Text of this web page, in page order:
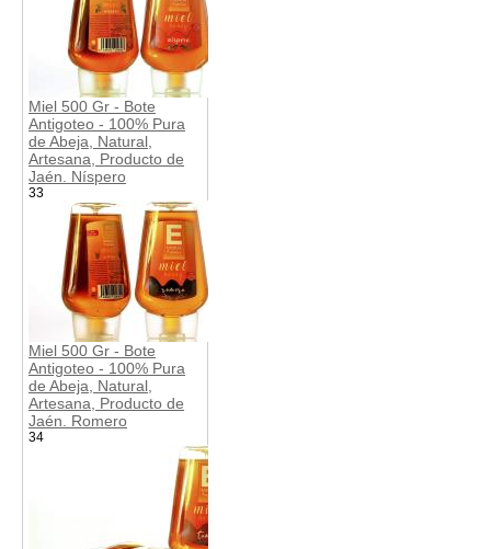
Miel 500 Gr - Bote
Antigoteo - 100% Pura
de Abeja, Natural,
Artesana, Producto de
Jaén. Níspero
33
Miel 500 Gr - Bote
Antigoteo - 100% Pura
de Abeja, Natural,
Artesana, Producto de
Jaén. Romero
34